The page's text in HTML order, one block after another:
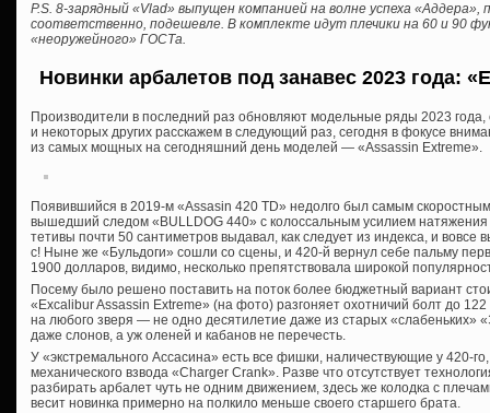
P.S. 8-зарядный «Vlad» выпущен компанией на волне успеха
соответственно, подешевле. В комплекте идут плечики на 60 и 90
«неоружейного» ГОСТа.
Новинки арбалетов под занавес 2023 года:
Производители в последний раз обновляют модельные ряды 2023
и некоторых других расскажем в следующий раз, сегодня в фокусе
из самых мощных на сегодняшний день моделей — «Assassin Extreme».
Появившийся в 2019-м «Assasin 420 TD» недолго был самым
вышедший следом «BULLDOG 440» с колоссальным усилием
тетивы почти 50 сантиметров выдавал, как следует из индекса, и
с! Ныне же «Бульдоги» сошли со сцены, и 420-й вернул себе пальму
1900 долларов, видимо, несколько препятствовала широкой
Посему было решено поставить на поток более бюджетный вариант
«Excalibur Assassin Extreme» (на фото) разгоняет охотничий болт до 122
на любого зверя — не одно десятилетие даже из старых «слабеньких»
даже слонов, а уж оленей и кабанов не перечесть.
У «экстремального Ассасина» есть все фишки, наличествующие у 420-
механического взвода «Charger Crank». Разве что отсутствует
разбирать арбалет чуть не одним движением, здесь же колодка с
весит новинка примерно на полкило меньше своего старшего брата.